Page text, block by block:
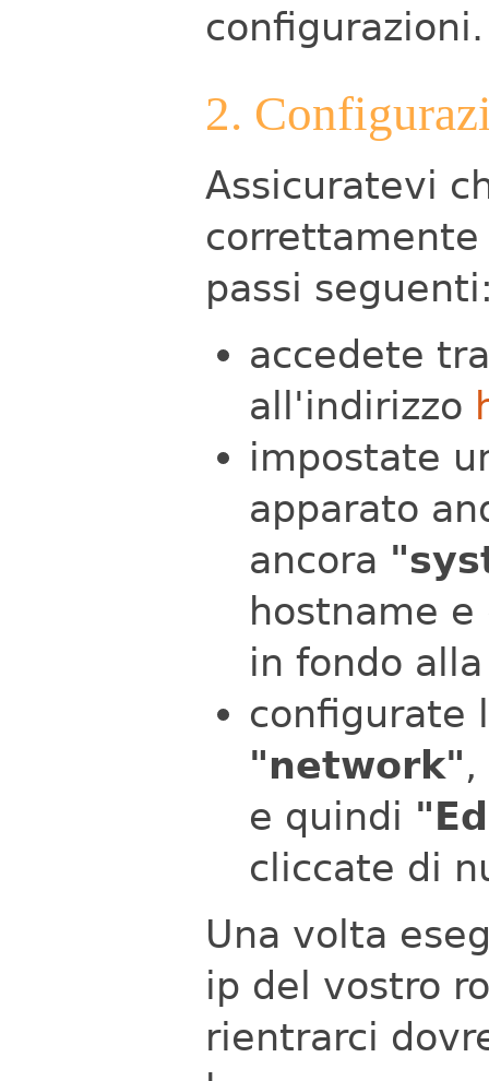
configurazioni.
2.
Assicuratevi
correttamente
passi
accedete
all'indirizzo
impostate
apparato
ancora
hostname
in fondo
configurate
"network"
e quindi
cliccate di
Una volta
ip del vostro
rientrarci